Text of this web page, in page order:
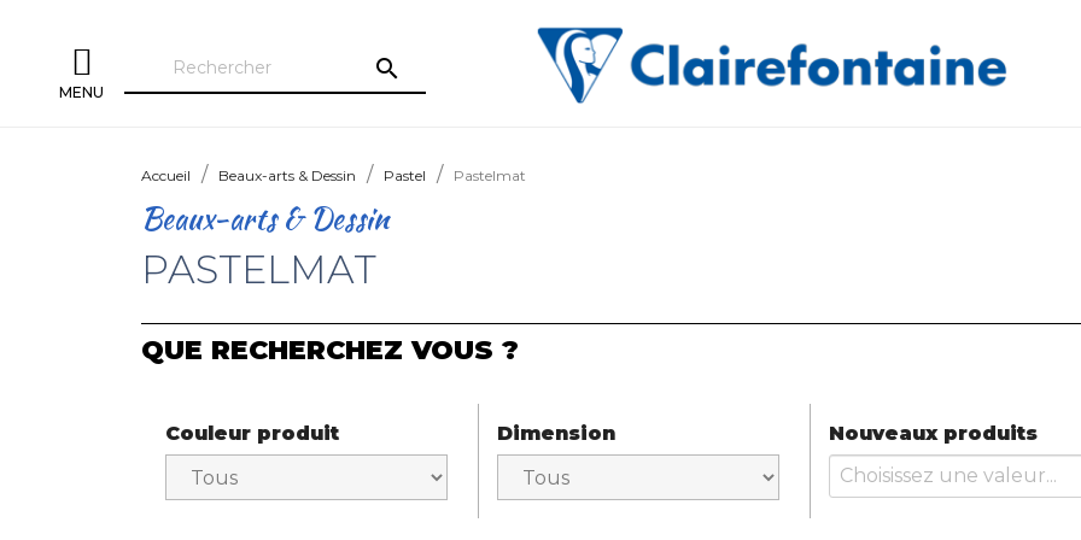
MENU
search
Accueil Beaux-arts & Dessin Pastel Pastelmat
Beaux-arts & Dessin
PASTELMAT
QUE RECHERCHEZ VOUS ?
Couleur produit Dimension Nouveaux produits